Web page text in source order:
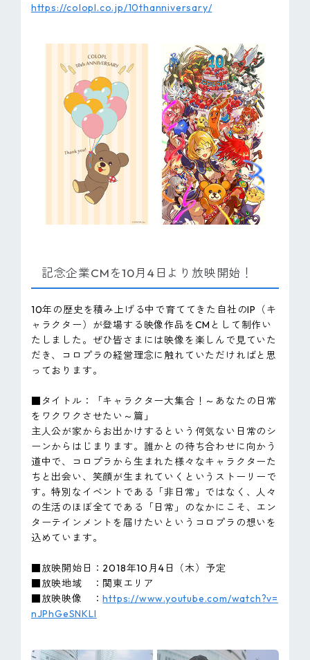
https://colopl.co.jp/10thanniversary/
記念企業CMを10月4日より放映開始！
10年の歴史を積み上げる中で育ててきた自社のIP（キ
ャラクター）が登場する映像作品をCMとして制作い
たしました。ぜひ皆さまには映像を楽しんで見ていた
だき、コロプラの経営理念に触れていただければと思
っております。
■タイトル：「キャラクター大集合！～あなたの日常
をワクワクさせたい～篇」
主人公が家からお出かけするという何気ない日常のシ
ーンからはじまります。誰かとの待ち合わせに向かう
道中で、コロプラから生まれた様々なキャラクターた
ちと出会い、笑顔が生まれていくというストーリーで
す。特別なイベントである「非日常」ではなく、人々
の生活のほぼ全てである「日常」のなかにこそ、エン
ターテインメントを届けたいというコロプラの想いを
込めています。
■放映開始日：2018年10月4日（木）予定
■放映地域 ：関東エリア
■放映映像 ：https://www.youtube.com/watch?v=
nJPhGeSNKLI